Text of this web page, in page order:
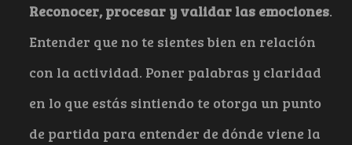
Reconocer, procesar y validar las emociones.
Entender que no te sientes bien en relación
con la actividad. Poner palabras y claridad
en lo que estás sintiendo te otorga un punto
de partida para entender de dónde viene la